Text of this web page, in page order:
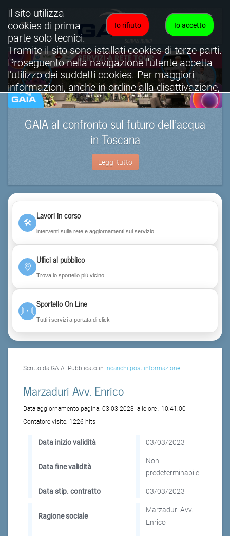
GAIA al confronto sul futuro dell’acqua
in Toscana
Leggi tutto
🛠
Lavori in corso
interventi sulla rete e aggiornamenti sul servizio
Uffici al pubblico
Trova lo sportello più vicino
Sportello On Line
Tutti i servizi a portata di click
Scritto da GAIA. Pubblicato in Incarichi post informazione
Marzaduri Avv. Enrico
Data aggiornamento pagina: 03-03-2023 alle ore : 10:41:00
Contatore visite: 1226 hits
Data inizio validità 03/03/2023
Data fine validità
Non
predeterminabile
Data stip. contratto 03/03/2023
Ragione sociale
Marzaduri Avv.
Enrico
Io accetto
Io rifiuto
Il sito utilizza
cookies di prima
parte solo tecnici.
Tramite il sito sono istallati cookies di terze parti.
Proseguento nella navigazione l'utente accetta
l'utilizzo dei suddetti cookies. Per maggiori
informazioni, anche in ordine alla disattivazione,
è possibile consultare l'informativa cookies
completa.
Visualizza informativa completa.